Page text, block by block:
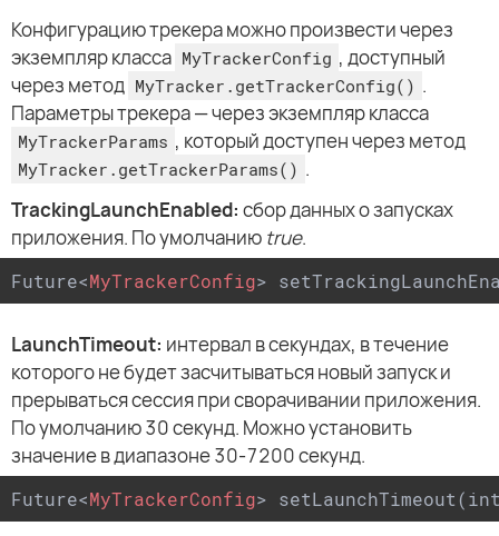
Конфигурацию трекера можно произвести через
экземпляр класса MyTrackerConfig , доступный
через метод MyTracker.getTrackerConfig() .
Параметры трекера — через экземпляр класса
MyTrackerParams , который доступен через метод
MyTracker.getTrackerParams() .
TrackingLaunchEnabled: сбор данных о запусках
приложения. По умолчанию true.
Future<MyTrackerConfig>
LaunchTimeout: интервал в секундах, в течение
которого не будет засчитываться новый запуск и
прерываться сессия при сворачивании приложения.
По умолчанию 30 секунд. Можно установить
значение в диапазоне 30-7200 секунд.
Future<MyTrackerConfig>